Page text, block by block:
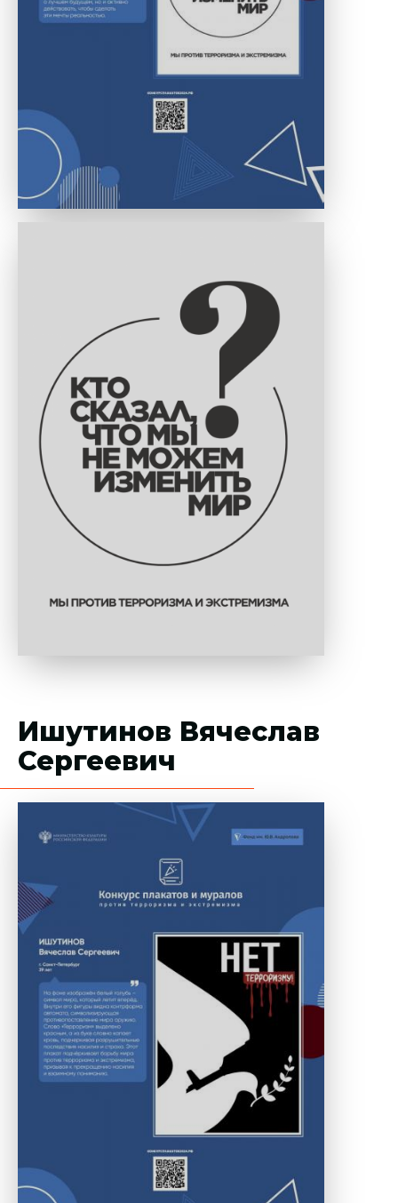
Ишутинов Вячеслав
Сергеевич